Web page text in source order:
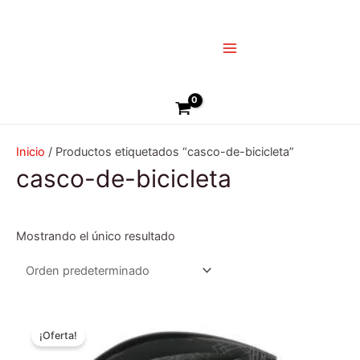
Menu
Buscar
Inicio / Productos etiquetados “casco-de-bicicleta”
casco-de-bicicleta
Mostrando el único resultado
¡Oferta!precio
original
actual
es:
producto